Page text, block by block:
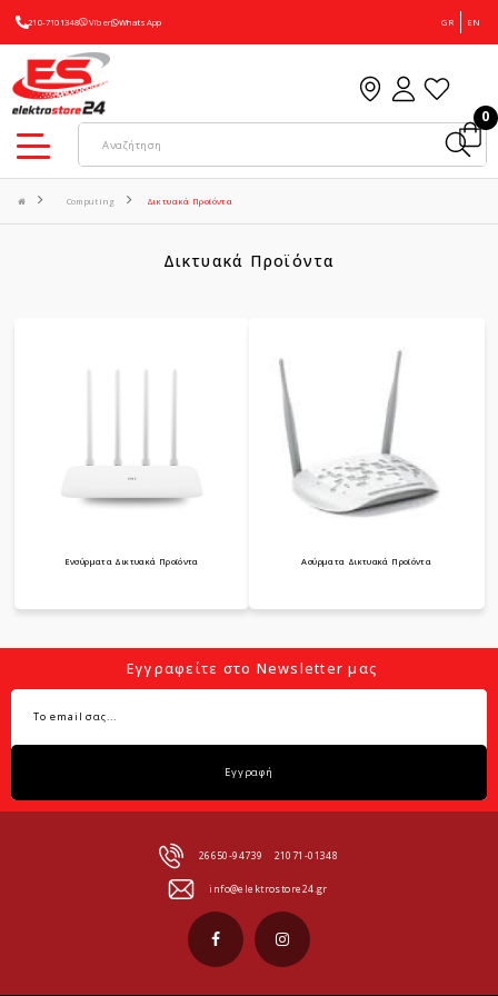
210-7101348 Viber WhatsApp GR EN
0
Computing Δικτυακά Προϊόντα
Ενσύρματα Δικτυακά Προϊόντα Ασύρματα Δικτυακά Προϊόντα
Δικτυακά Προϊόντα
Εγγραφείτε στο Newsletter μας
Εγγραφή
26650-94739 21071-01348
info@elektrostore24.gr